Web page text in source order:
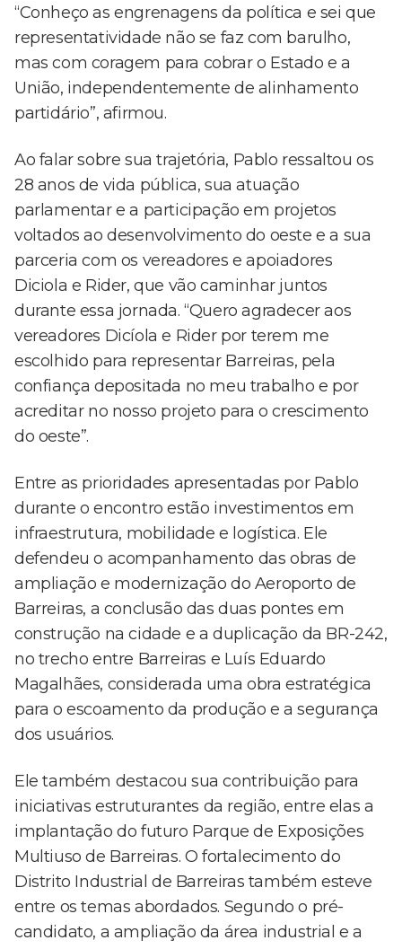
“Conheço as engrenagens da política e sei que
representatividade não se faz com barulho,
mas com coragem para cobrar o Estado e a
União, independentemente de alinhamento
partidário”, afirmou.
Ao falar sobre sua trajetória, Pablo ressaltou os
28 anos de vida pública, sua atuação
parlamentar e a participação em projetos
voltados ao desenvolvimento do oeste e a sua
parceria com os vereadores e apoiadores
Diciola e Rider, que vão caminhar juntos
durante essa jornada. “Quero agradecer aos
vereadores Dicíola e Rider por terem me
escolhido para representar Barreiras, pela
confiança depositada no meu trabalho e por
acreditar no nosso projeto para o crescimento
do oeste”.
Entre as prioridades apresentadas por Pablo
durante o encontro estão investimentos em
infraestrutura, mobilidade e logística. Ele
defendeu o acompanhamento das obras de
ampliação e modernização do Aeroporto de
Barreiras, a conclusão das duas pontes em
construção na cidade e a duplicação da BR-242,
no trecho entre Barreiras e Luís Eduardo
Magalhães, considerada uma obra estratégica
para o escoamento da produção e a segurança
dos usuários.
Ele também destacou sua contribuição para
iniciativas estruturantes da região, entre elas a
implantação do futuro Parque de Exposições
Multiuso de Barreiras. O fortalecimento do
Distrito Industrial de Barreiras também esteve
entre os temas abordados. Segundo o pré-
candidato, a ampliação da área industrial e a